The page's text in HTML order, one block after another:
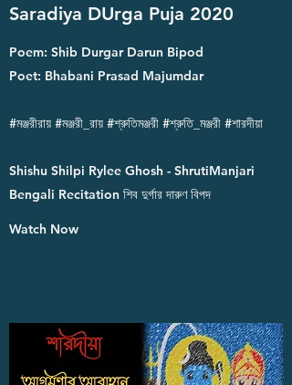
Saradiya DUrga Puja 2020
Poem: Shib Durgar Darun Bipod
Poet: Bhabani Prasad Majumdar
#মঞ্জরীরায় #মঞ্জরী_রায় #শ্রুতিমঞ্জরী #শ্রুতি_মঞ্জরী #শারদীয়া
Shishu Shilpi Rylee Ghosh - ShrutiManjari
Bengali Recitation শিব দুর্গার দারুণ বিপদ
Watch Now